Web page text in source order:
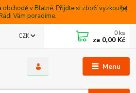
obchodě v Blatné. Přijdte si zboží vyzkoušet.
Vám poradíme.
Menu
CZK 0 ks
za 0,00 Kč